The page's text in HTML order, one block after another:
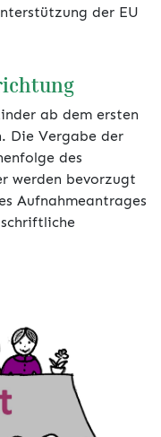
der EU
ab dem ersten
Die Vergabe der
des
werden bevorzugt
Aufnahmeantrages